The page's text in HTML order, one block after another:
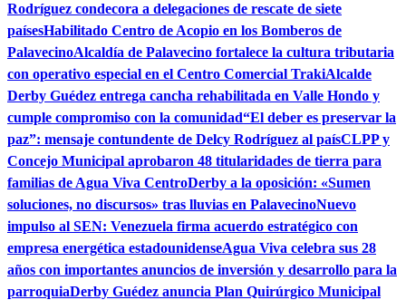
Rodríguez condecora a delegaciones de rescate de siete
paísesHabilitado Centro de Acopio en los Bomberos de
PalavecinoAlcaldía de Palavecino fortalece la cultura tributaria
con operativo especial en el Centro Comercial TrakiAlcalde
Derby Guédez entrega cancha rehabilitada en Valle Hondo y
cumple compromiso con la comunidad“El deber es preservar la
paz”: mensaje contundente de Delcy Rodríguez al paísCLPP y
Concejo Municipal aprobaron 48 titularidades de tierra para
familias de Agua Viva CentroDerby a la oposición: «Sumen
soluciones, no discursos» tras lluvias en PalavecinoNuevo
impulso al SEN: Venezuela firma acuerdo estratégico con
empresa energética estadounidenseAgua Viva celebra sus 28
años con importantes anuncios de inversión y desarrollo para la
parroquiaDerby Guédez anuncia Plan Quirúrgico Municipal